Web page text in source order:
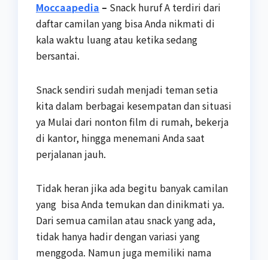
Moccaapedia – Snack huruf A terdiri dari
daftar camilan yang bisa Anda nikmati di
kala waktu luang atau ketika sedang
bersantai.
Snack sendiri sudah menjadi teman setia
kita dalam berbagai kesempatan dan situasi
ya Mulai dari nonton film di rumah, bekerja
di kantor, hingga menemani Anda saat
perjalanan jauh.
Tidak heran jika ada begitu banyak camilan
yang bisa Anda temukan dan dinikmati ya.
Dari semua camilan atau snack yang ada,
tidak hanya hadir dengan variasi yang
menggoda. Namun juga memiliki nama